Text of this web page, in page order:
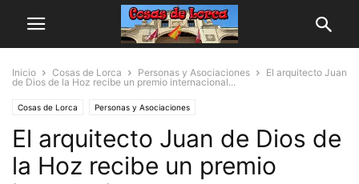
Inicio Cosas de Lorca Personas y Asociaciones
El arquitecto Juan
de Dios de la Hoz recibe un premio internacional...
Cosas de Lorca Personas y Asociaciones
El arquitecto Juan de Dios de
la Hoz recibe un premio